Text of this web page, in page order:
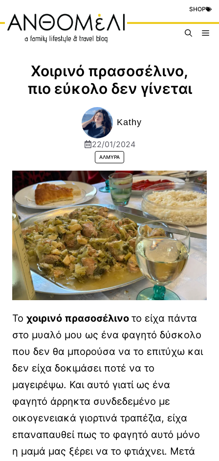
περιεχόμενο
SHOP
Χοιρινό πρασοσέλινο,
πιο εύκολο δεν γίνεται
Kathy
22/01/2024
ΑΛΜΥΡΆ
Το χοιρινό πρασοσέλινο το είχα πάντα
στο μυαλό μου ως ένα φαγητό δύσκολο
που δεν θα μπορούσα να το επιτύχω και
δεν είχα δοκιμάσει ποτέ να το
μαγειρέψω. Και αυτό γιατί ως ένα
φαγητό άρρηκτα συνδεδεμένο με
οικογενειακά γιορτινά τραπέζια, είχα
επαναπαυθεί πως το φαγητό αυτό μόνο
η μαμά μας ξέρει να το φτιάχνει. Μετά